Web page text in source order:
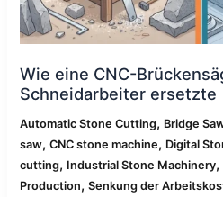
Wie eine CNC-
Schneidarbeiter ersetzte
Automatic Stone Cutting, Bridge
saw,CNC stone machine, Digital
cutting, Industrial Stone Machinery,
Production,Senkung der